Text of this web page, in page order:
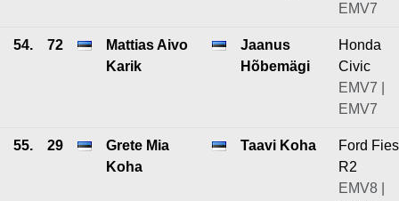
EMV7
54. 72
Mattias Aivo
Karik
Jaanus
Hõbemägi
Honda
Civic
EMV7 |
EMV7
55. 29
Grete Mia
Koha
Taavi Koha
Ford
R2
EMV8 |